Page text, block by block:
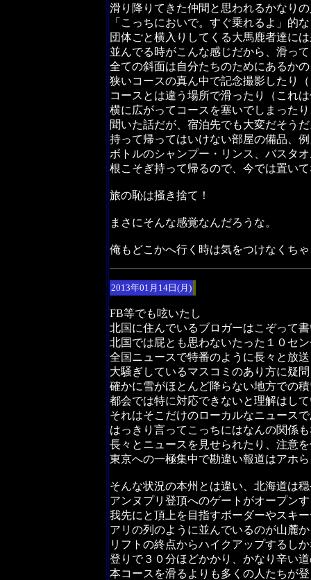
滑り降りてきた仲間と思われるかなり
「こっちにおいで。すぐ乗れるよ」的
団体ごと横入りしてくる大馬鹿者達に
並んでる時がこんな感じだから、滑っ
全ての斜面は自分たちのためにあるか
狭いコースの真ん中で記念撮影したり
コースとは違う場所で滑ったり（これ
横に広がってコースを塞いでしまった
聞いた話だが、宿泊先でも大変だそう
持って帰ってはいけない部屋の備品、
ボトルのシャンプー・リンス、バスタ
根こそぎ持って帰るので、今では置い
旅の恥は掻き捨て！
まさにそんな感覚なんだろうな。
俺もどこかへ行く時は気をつけなくち
2013年01月14日(月)
FB等でも呟いたし
北国に住んでいるブロガーはこぞって
北国では屁とも思わないたった１０セ
全国ニュースで特番のように長々と放
大騒ぎしているマスコミのあり方に疑
確かに雪がほとんど降らない地方での
都会では特に対応できないと理解はし
それはそこだけのローカルなニュース
はっきり言ってこっちにはなんの関係
長々とニュースを見せられたり、注意
東京への一極集中で勘違い報道はアホ
そんな状況の本州とは違い、北海道は
アンヌプリ登頂へのゲートがオープン
我先にと頂上を目指すボーダーやスキ
アリの列のように並んでいるのが山麓
リフトの終点からハイクアップするし
登りで３０分ほどかかり、かなり辛い
本コースを滑るよりも多くの人たちが